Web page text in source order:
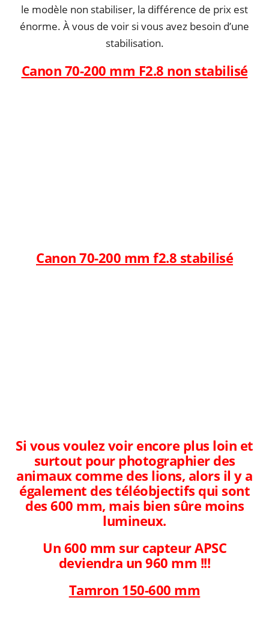
le modèle non stabiliser, la différence de prix est
énorme. À vous de voir si vous avez besoin d’une
stabilisation.
Canon 70-200 mm F2.8 non stabilisé
Canon 70-200 mm f2.8 stabilisé
Si vous voulez voir encore plus loin et
surtout pour photographier des
animaux comme des lions, alors il y a
également des téléobjectifs qui sont
des 600 mm, mais bien sûre moins
lumineux.
Un 600 mm sur capteur APSC
deviendra un 960 mm !!!
Tamron 150-600 mm